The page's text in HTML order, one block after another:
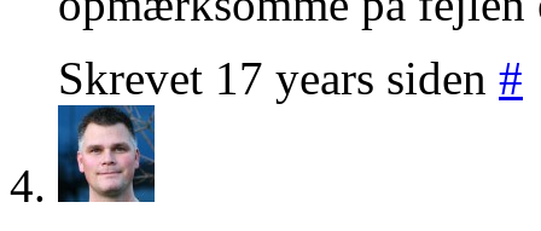
Skrevet 17 years siden #